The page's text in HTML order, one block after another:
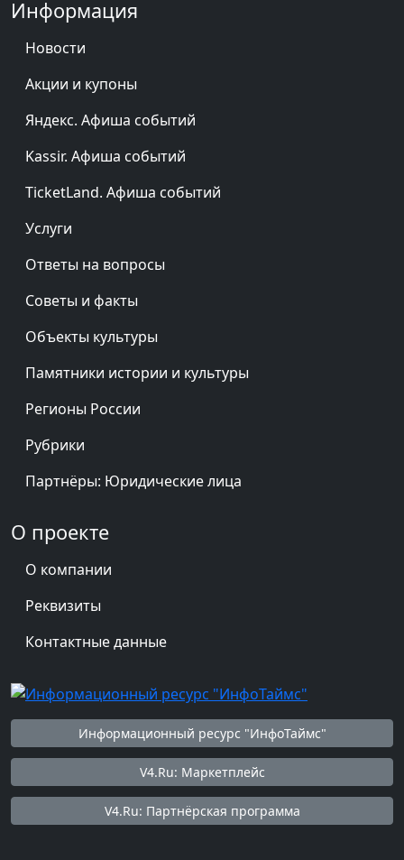
Информация
Новости
Акции и купоны
Яндекс. Афиша событий
Kassir. Афиша событий
TicketLand. Афиша событий
Услуги
Ответы на вопросы
Советы и факты
Объекты культуры
Памятники истории и культуры
Регионы России
Рубрики
Партнёры: Юридические лица
О проекте
О компании
Реквизиты
Контактные данные
Информационный ресурс "ИнфоТаймс"
V4.Ru: Маркетплейс
V4.Ru: Партнёрская программа